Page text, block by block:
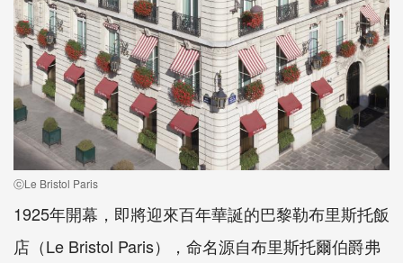
ⓒLe Bristol Paris
1925年開幕，即將迎來百年華誕的巴黎勒布里斯托飯
店（Le Bristol Paris），命名源自布里斯托爾伯爵弗